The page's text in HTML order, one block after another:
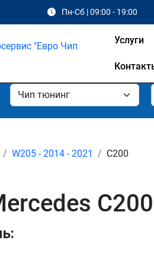
Пн-Сб | 09:00 - 19:00
Услуги
W205 - 2014 - 2021 C200